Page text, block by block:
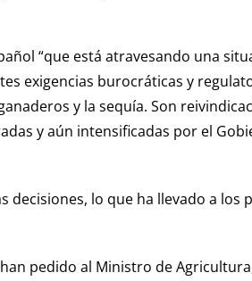
“que está atravesando una
exigencias burocráticas y
y la sequía. Son
y aún intensificadas por el
decisiones, lo que ha llevado a los
pedido al Ministro de